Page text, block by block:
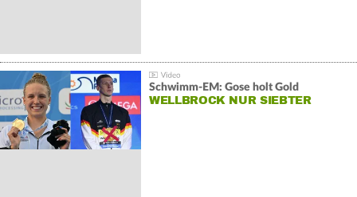
Schwimm-EM: Gose holt Gold
WELLBROCK NUR SIEBTER